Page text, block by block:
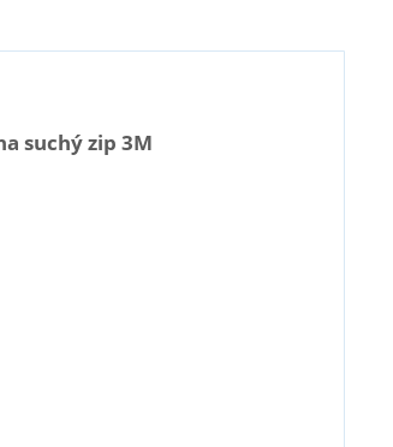
suchý zip 3M